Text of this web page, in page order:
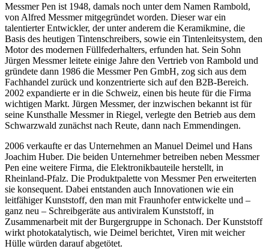
Messmer Pen ist 1948, damals noch unter dem Namen Rambold,
von Alfred Messmer mitgegründet worden. Dieser war ein
talentierter Entwickler, der unter anderem die Keramikmine, die
Basis des heutigen Tintenschreibers, sowie ein Tintenleitsystem, den
Motor des modernen Füllfederhalters, erfunden hat. Sein Sohn
Jürgen Messmer leitete einige Jahre den Vertrieb von Rambold und
gründete dann 1986 die Messmer Pen GmbH, zog sich aus dem
Fachhandel zurück und konzentrierte sich auf den B2B-Bereich.
2002 expandierte er in die Schweiz, einen bis heute für die Firma
wichtigen Markt. Jürgen Messmer, der inzwischen bekannt ist für
seine Kunsthalle Messmer in Riegel, verlegte den Betrieb aus dem
Schwarzwald zunächst nach Reute, dann nach Emmendingen.
2006 verkaufte er das Unternehmen an Manuel Deimel und Hans
Joachim Huber. Die beiden Unternehmer betreiben neben Messmer
Pen eine weitere Firma, die Elektronikbauteile herstellt, in
Rheinland-Pfalz. Die Produktpalette von Messmer Pen erweiterten
sie konsequent. Dabei entstanden auch Innovationen wie ein
leitfähiger Kunststoff, den man mit Fraunhofer entwickelte und –
ganz neu – Schreibgeräte aus antiviralem Kunststoff, in
Zusammenarbeit mit der Burgergruppe in Schonach. Der Kunststoff
wirkt photokatalytisch, wie Deimel berichtet, Viren mit weicher
Hülle würden darauf abgetötet.